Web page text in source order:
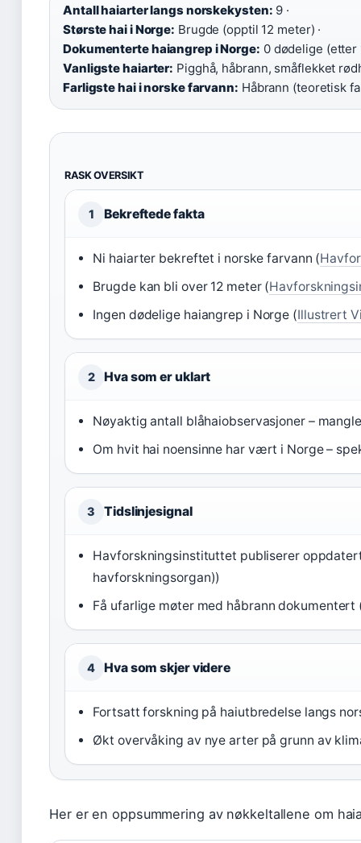
Antall haiarter langs norskekysten: 9 ·
Største hai i Norge: Brugde (opptil 12 meter) ·
Dokumenterte haiangrep i Norge: 0 dødelige (etter
Vanligste haiarter: Pigghå, håbrann, småflekket
Farligste hai i norske farvann: Håbrann (teoretisk
RASK OVERSIKT
1 Bekreftede fakta
Ni haiarter bekreftet i norske farvann (
Brugde kan bli over 12 meter (
Ingen dødelige haiangrep i Norge (Illustrert
2 Hva som er uklart
Nøyaktig antall blåhaiobservasjoner –
Om hvit hai noensinne har vært i Norge –
3 Tidslinjesignal
Havforskningsinstituttet publiserer
havforskningsorgan))
Få ufarlige møter med håbrann dokumentert
4 Hva som skjer videre
Fortsatt forskning på haiutbredelse langs
Økt overvåking av nye arter på grunn av
Her er en oppsummering av nøkkeltallene om